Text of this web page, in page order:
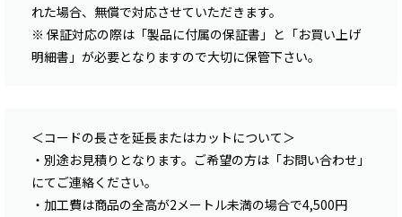
れた場合、無償で対応させていただきます。
※ 保証対応の際は「製品に付属の保証書」と「お買い上げ
明細書」が必要となりますので大切に保管下さい。
＜コードの長さを延長またはカットについて＞
・別途お見積りとなります。ご希望の方は「お問い合わせ」
にてご連絡ください。
・加工費は商品の全高が2メートル未満の場合で4,500円